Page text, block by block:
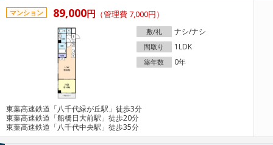
マンション 89,000円 （管理費 7,000円）
敷/礼 ナシ/ナシ
間取り 1LDK
築年数 0年
東葉高速鉄道「八千代緑が丘駅」徒歩3分
東葉高速鉄道「船橋日大前駅」徒歩20分
東葉高速鉄道「八千代中央駅」徒歩35分